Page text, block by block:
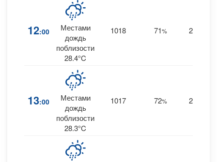
12:00
Местами
дождь
поблизости
28.4°C
1018 71% 27
13:00
Местами
дождь
поблизости
28.3°C
1017 72% 25